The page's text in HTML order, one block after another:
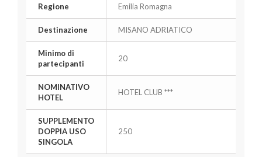
Regione Emilia Romagna
Destinazione MISANO ADRIATICO
Minimo di
partecipanti
20
NOMINATIVO
HOTEL
HOTEL CLUB ***
SUPPLEMENTO
DOPPIA USO
SINGOLA
250